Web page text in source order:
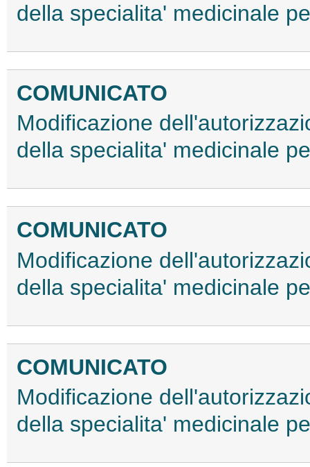
della specialita' medicinale
COMUNICATO
Modificazione
della specialita' medicinale
COMUNICATO
Modificazione
della specialita' medicinale
COMUNICATO
Modificazione
della specialita' medicinale